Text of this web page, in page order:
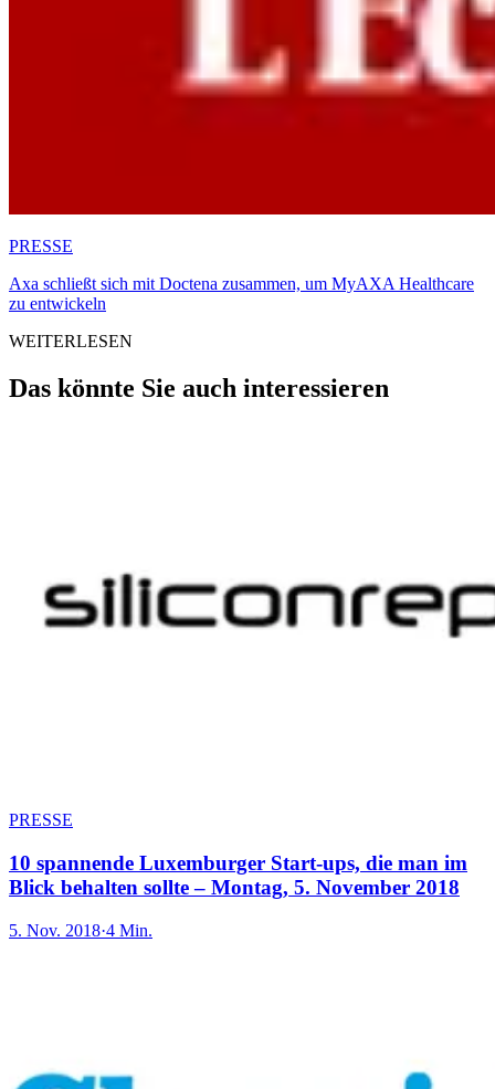
PRESSE
Axa schließt sich mit Doctena zusammen, um MyAXA Healthcare
zu entwickeln
WEITERLESEN
Das könnte Sie auch interessieren
PRESSE
10 spannende Luxemburger Start-ups, die man im
Blick behalten sollte – Montag, 5. November 2018
5. Nov. 2018·4 Min.